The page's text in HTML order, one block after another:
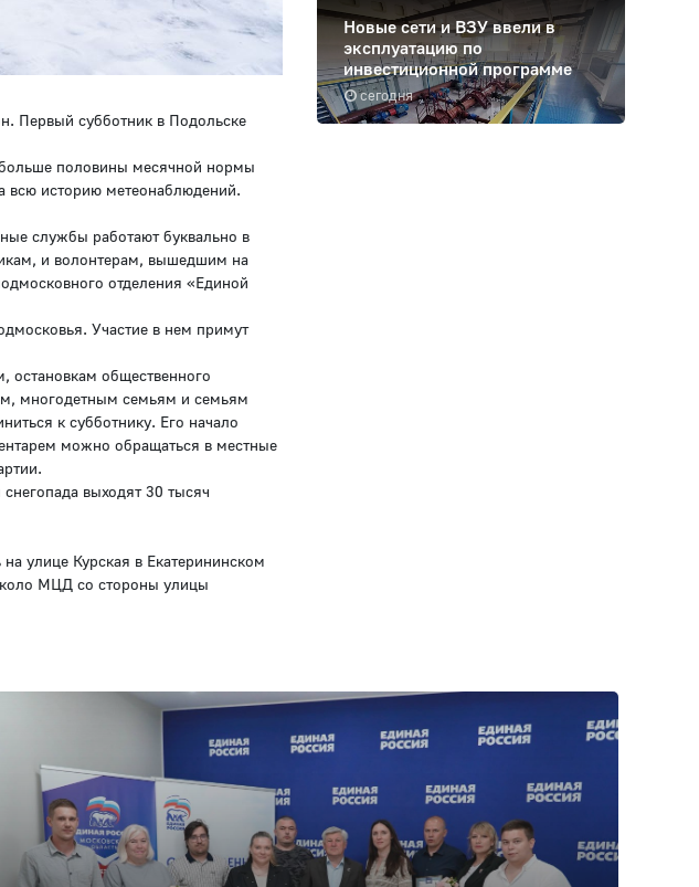
Первый субботник в Подольске
половины месячной нормы
всю историю метеонаблюдений.
службы работают буквально в
и волонтерам, вышедшим на
отделения «Единой
Участие в нем примут
общественного
многодетным семьям и семьям
к субботнику. Его начало
можно обращаться в местные
выходят 30 тысяч
улице Курская в Екатерининском
МЦД со стороны улицы
сегодня
Новые сети и ВЗУ ввели в
эксплуатацию по
инвестиционной программе